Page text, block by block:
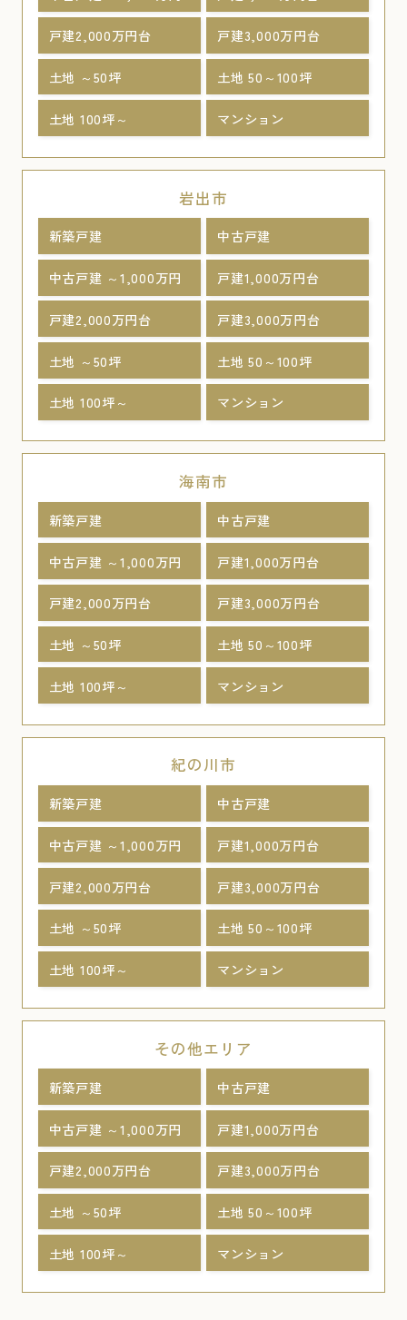
戸建2,000万円台 戸建3,000万円台
土地 ～50坪 土地 50～100坪
土地 100坪～ マンション
岩出市
新築戸建 中古戸建
中古戸建 ～1,000万円 戸建1,000万円台
戸建2,000万円台 戸建3,000万円台
土地 ～50坪 土地 50～100坪
土地 100坪～ マンション
海南市
新築戸建 中古戸建
中古戸建 ～1,000万円 戸建1,000万円台
戸建2,000万円台 戸建3,000万円台
土地 ～50坪 土地 50～100坪
土地 100坪～ マンション
紀の川市
新築戸建 中古戸建
中古戸建 ～1,000万円 戸建1,000万円台
戸建2,000万円台 戸建3,000万円台
土地 ～50坪 土地 50～100坪
土地 100坪～ マンション
その他エリア
新築戸建 中古戸建
中古戸建 ～1,000万円 戸建1,000万円台
戸建2,000万円台 戸建3,000万円台
土地 ～50坪 土地 50～100坪
土地 100坪～ マンション